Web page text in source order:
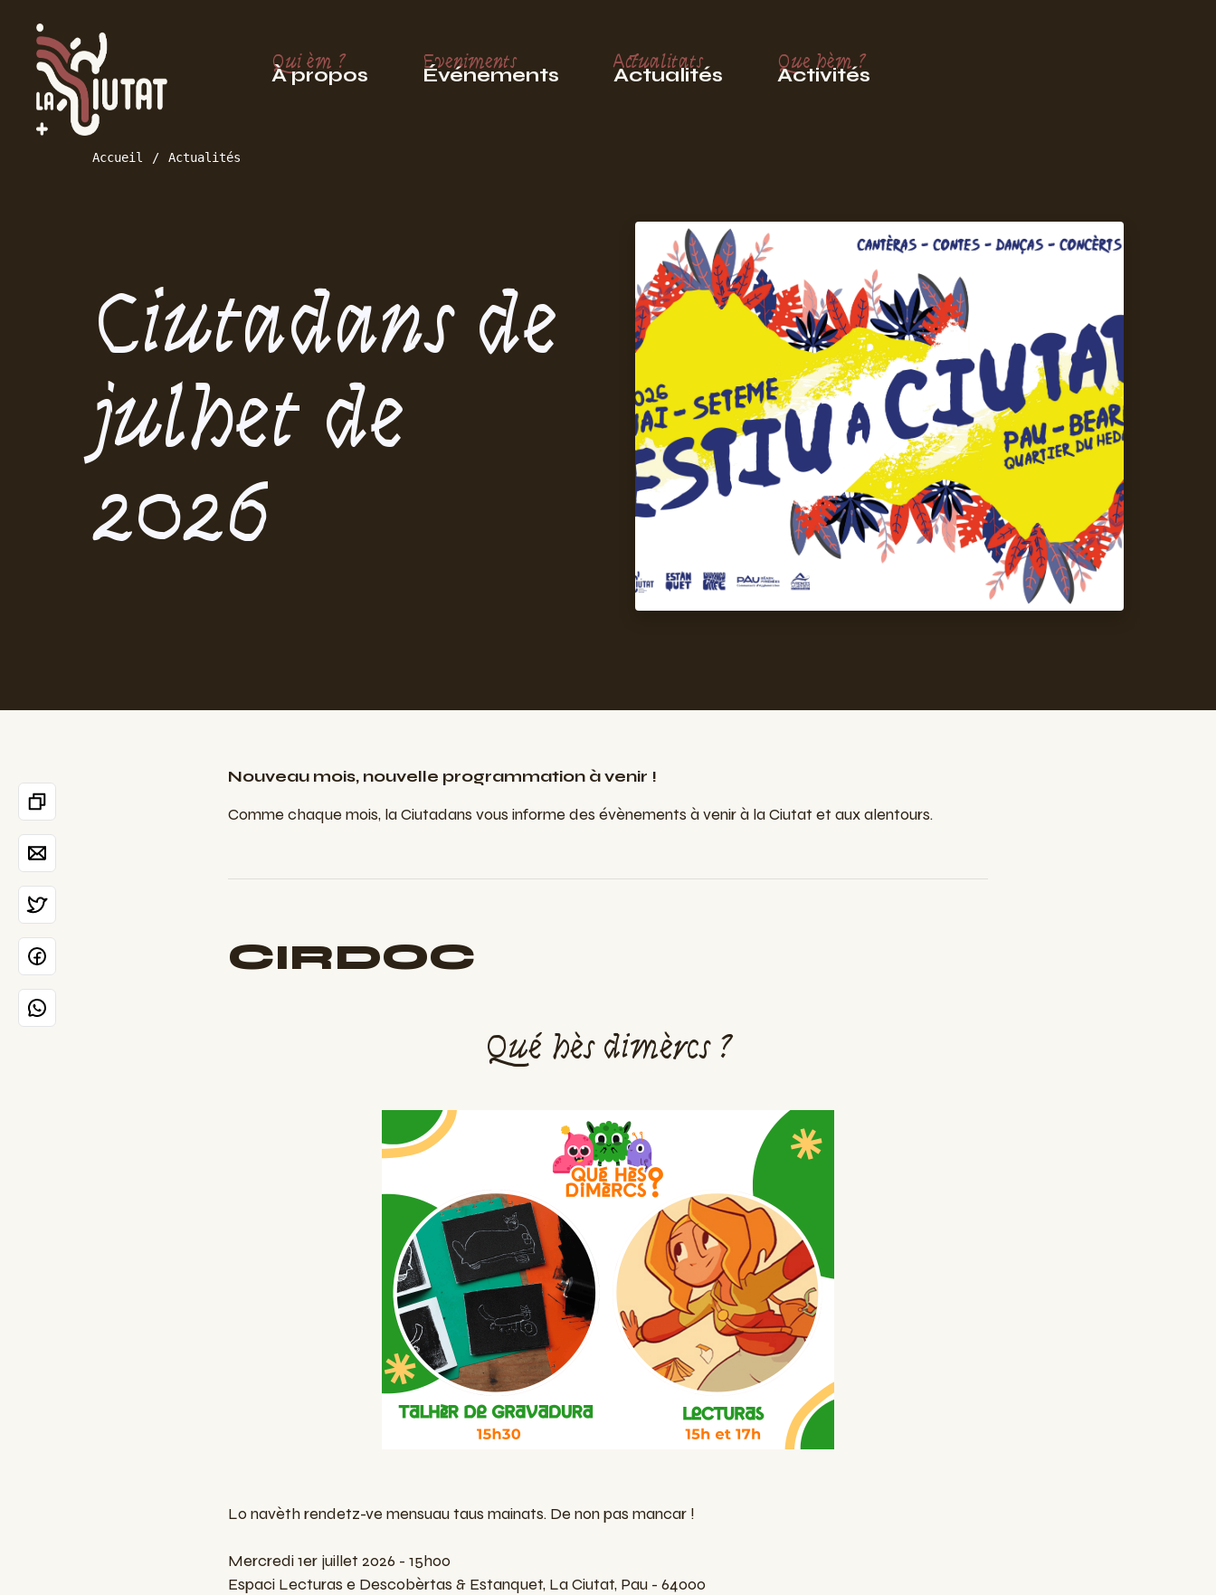
Qui èm ?
À propos
Eveniments
Événements
Actualitats
Actualités
Que hèm ?
Activités
Accueil Actualités
Ciutadans de
julhet de
2026
Nouveau mois, nouvelle programmation à venir !
Comme chaque mois, la Ciutadans vous informe des évènements à venir à la Ciutat et aux alentours.
CIRDOC
Qué hès dimèrcs ?
Lo navèth rendetz-ve mensuau taus mainats. De non pas mancar !
Mercredi 1er juillet 2026 - 15h00
Espaci Lecturas e Descobèrtas & Estanquet, La Ciutat, Pau - 64000